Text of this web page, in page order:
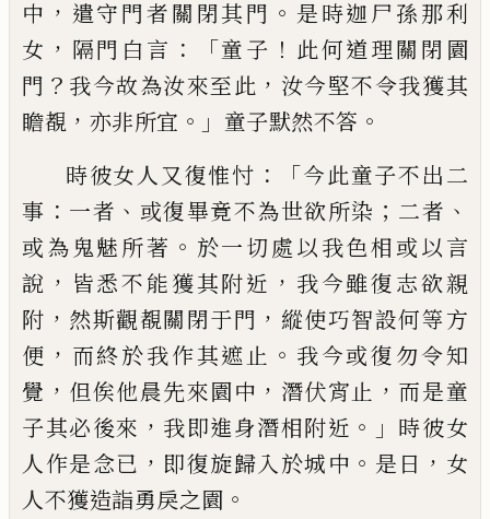
中 ， 遣守門者關閉其門 。 是時迦尸孫那利
女 ， 隔門 白言 ：「童子 ！ 此何道理關閉園
門 ？ 我今故為汝來至此 ， 汝今堅不令我獲其
瞻覩 ， 亦非所宜 。」 童子默然不答 。
時彼女人又復惟忖 ：「今此童子不出二
事 ： 一者 、 或復畢竟不為世欲所染 ； 二者 、
或為鬼魅所著 。 於一切處以我色相或以言
說 ， 皆悉不能獲其附近 ， 我今雖復志欲親
附 ， 然斯觀覩關閉于門 ， 縱使巧智設何等方
便 ， 而終於我作其遮止 。 我今或復勿令知
覺 ， 但俟他晨先來園中 ， 潛伏宵止 ， 而是童
子其必後來 ， 我即進身潛相附近 。」 時彼女
人作是念已 ， 即復旋歸入於城中 。 是日 ， 女
人不獲造詣勇戾之園 。